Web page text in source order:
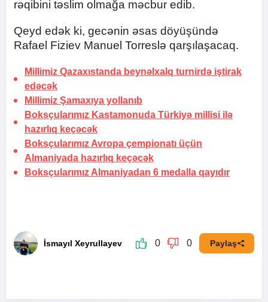
rəqibini təslim olmağa məcbur edib.
Qeyd edək ki, gecənin əsas döyüşündə
Rafael Fiziev Manuel Torreslə qarşılaşacaq.
Millimiz Qazaxıstanda beynəlxalq turnirdə iştirak
edəcək
Millimiz Şamaxıya yollanıb
Boksçularımız Kastamonuda Türkiyə millisi ilə
hazırlıq keçəcək
Boksçularımız Avropa çempionatı üçün
Almaniyada hazırlıq keçəcək
Boksçularımız Almaniyadan 6 medalla qayıdır
İsmayıl Xeyrullayev 0 0 Paylaş